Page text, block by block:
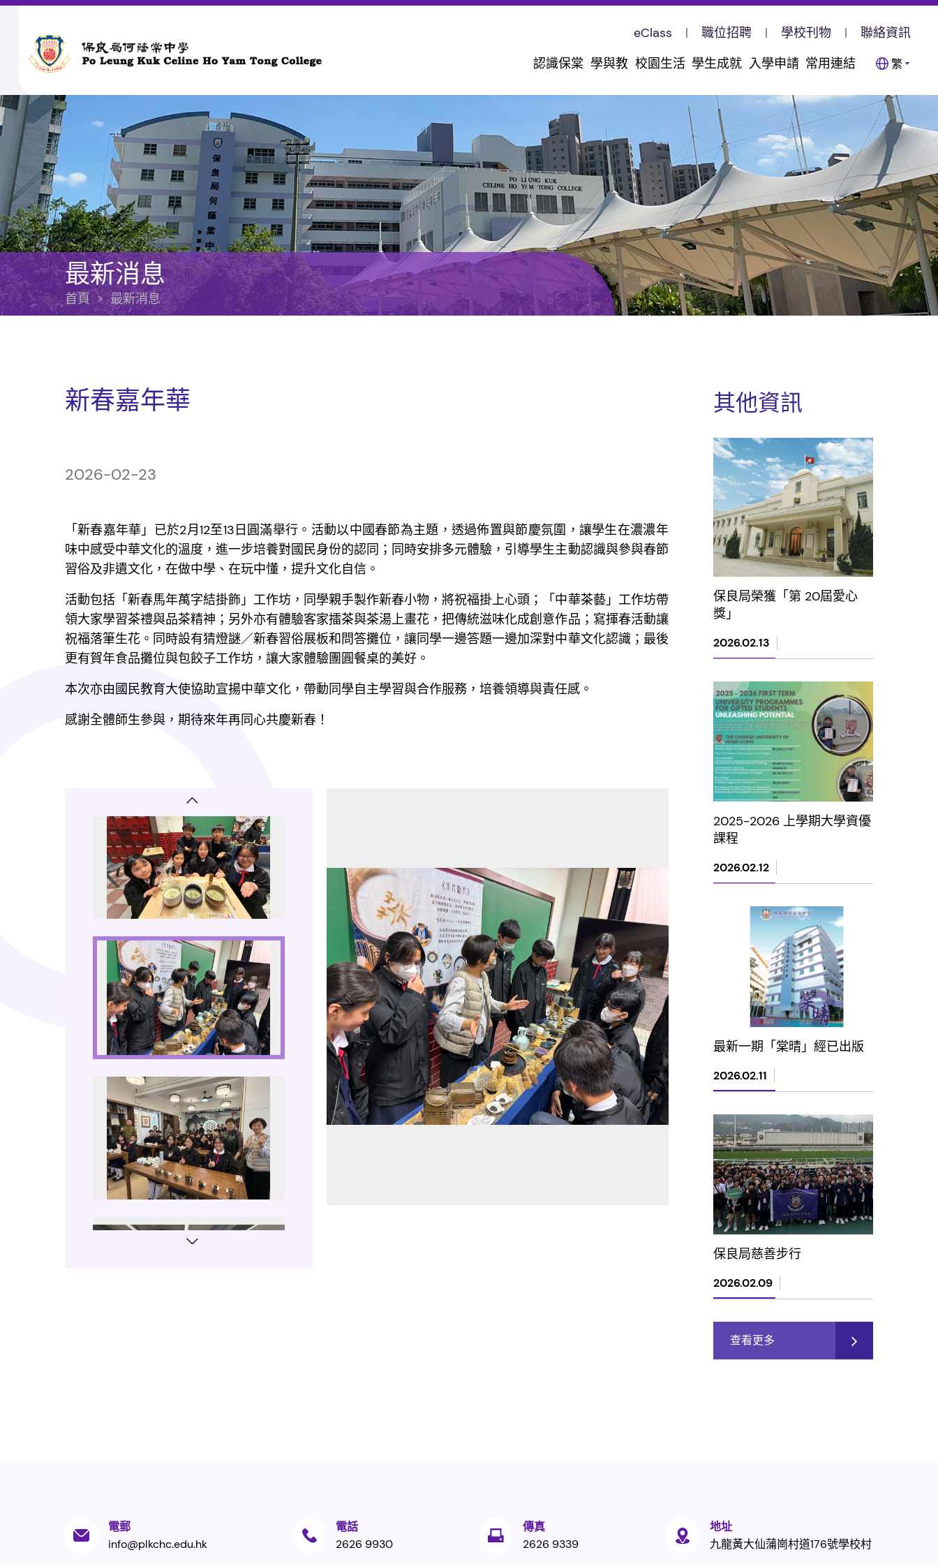
eClass 職位招聘 學校刊物
聯絡資訊
認識保棠 學與教 校園生活 學生成就 入學申請 常用連結 繁
最新消息
首頁 > 最新消息
新春嘉年華
2026-02-23
「新春嘉年華」已於2月12至13日圓滿舉行。活動以中國春節為主題，透過佈置與節慶氛圍，讓學生在濃濃年
味中感受中華文化的溫度，進一步培養對國民身份的認同；同時安排多元體驗，引導學生主動認識與參與春節
習俗及非遺文化，在做中學、在玩中懂，提升文化自信。
活動包括「新春馬年萬字結掛飾」工作坊，同學親手製作新春小物，將祝福掛上心頭；「中華茶藝」工作坊帶
領大家學習茶禮與品茶精神；另外亦有體驗客家擂茶與茶湯上畫花，把傳統滋味化成創意作品；寫揮春活動讓
祝福落筆生花。同時設有猜燈謎／新春習俗展板和問答攤位，讓同學一邊答題一邊加深對中華文化認識；最後
更有賀年食品攤位與包餃子工作坊，讓大家體驗團圓餐桌的美好。
本次亦由國民教育大使協助宣揚中華文化，帶動同學自主學習與合作服務，培養領導與責任感。
感謝全體師生參與，期待來年再同心共慶新春！
其他資訊
保良局榮獲「第 20屆愛心
獎」
2026.02.13
2025-2026 上學期大學資優
課程
2026.02.12
最新一期「棠晴」經已出版
2026.02.11
保良局慈善步行
2026.02.09
查看更多
電郵
info@plkchc.edu.hk
電話
2626 9930
傳真
2626 9339
地址
九龍黃大仙蒲崗村道176號學校村